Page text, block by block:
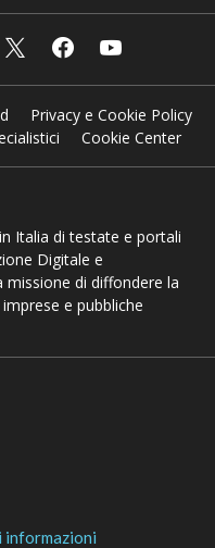
Privacy e Cookie Policy
Cookie Center
Italia di testate e portali
Digitale e
missione di diffondere la
e pubbliche
informazioni